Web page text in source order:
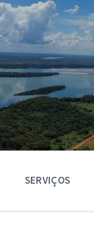
SERVIÇOS